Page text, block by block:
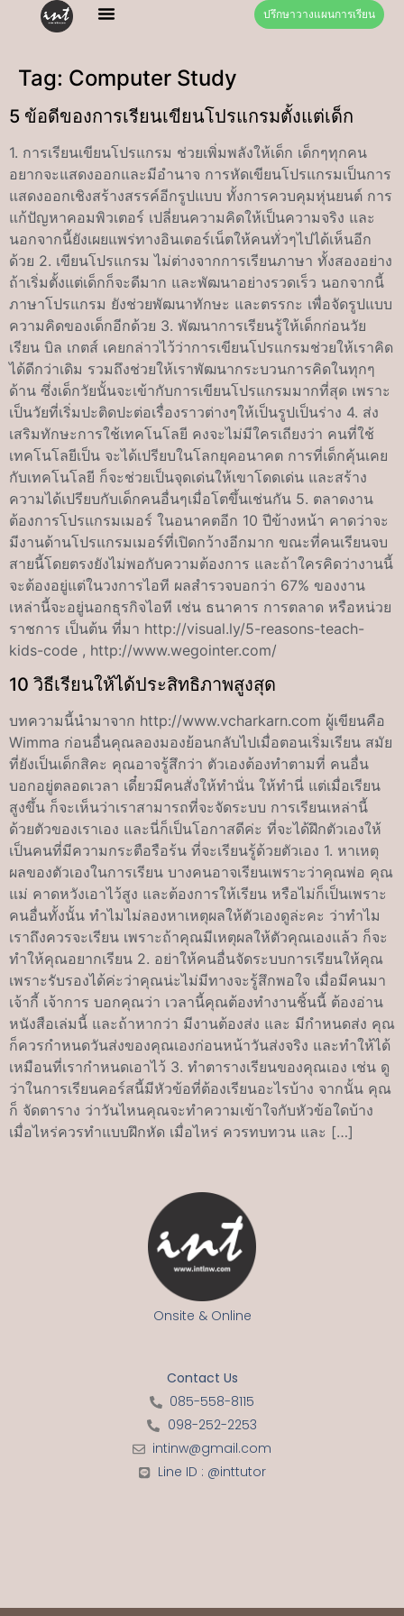
ปรึกษาวางแผนการเรียน
Tag: Computer Study
5 ข้อดีของการเรียนเขียนโปรแกรมตั้งแต่เด็ก
1. การเรียนเขียนโปรแกรม ช่วยเพิ่มพลังให้เด็ก เด็กๆทุกคน
อยากจะแสดงออกและมีอำนาจ การหัดเขียนโปรแกรมเป็นการ
แสดงออกเชิงสร้างสรรค์อีกรูปแบบ ทั้งการควบคุมหุ่นยนต์ การ
แก้ปัญหาคอมพิวเตอร์ เปลี่ยนความคิดให้เป็นความจริง และ
นอกจากนี้ยังเผยแพร่ทางอินเตอร์เน็ตให้คนทั่วๆไปได้เห็นอีก
ด้วย 2. เขียนโปรแกรม ไม่ต่างจากการเรียนภาษา ทั้งสองอย่าง
ถ้าเริ่มตั้งแต่เด็กก็จะดีมาก และพัฒนาอย่างรวดเร็ว นอกจากนี้
ภาษาโปรแกรม ยังช่วยพัฒนาทักษะ และตรรกะ เพื่อจัดรูปแบบ
ความคิดของเด็กอีกด้วย 3. พัฒนาการเรียนรู้ให้เด็กก่อนวัย
เรียน บิล เกตส์ เคยกล่าวไว้ว่าการเขียนโปรแกรมช่วยให้เราคิด
ได้ดีกว่าเดิม รวมถึงช่วยให้เราพัฒนากระบวนการคิดในทุกๆ
ด้าน ซึ่งเด็กวัยนั้นจะเข้ากับการเขียนโปรแกรมมากที่สุด เพราะ
เป็นวัยที่เริ่มปะติดปะต่อเรื่องราวต่างๆให้เป็นรูปเป็นร่าง 4. ส่ง
เสริมทักษะการใช้เทคโนโลยี คงจะไม่มีใครเถียงว่า คนที่ใช้
เทคโนโลยีเป็น จะได้เปรียบในโลกยุคอนาคต การที่เด็กคุ้นเคย
กับเทคโนโลยี ก็จะช่วยเป็นจุดเด่นให้เขาโดดเด่น และสร้าง
ความได้เปรียบกับเด็กคนอื่นๆเมื่อโตขึ้นเช่นกัน 5. ตลาดงาน
ต้องการโปรแกรมเมอร์ ในอนาคตอีก 10 ปีข้างหน้า คาดว่าจะ
มีงานด้านโปรแกรมเมอร์ที่เปิดกว้างอีกมาก ขณะที่คนเรียนจบ
สายนี้โดยตรงยังไม่พอกับความต้องการ และถ้าใครคิดว่างานนี้
จะต้องอยู่แต่ในวงการไอที ผลสำรวจบอกว่า 67% ของงาน
เหล่านี้จะอยู่นอกธุรกิจไอที เช่น ธนาคาร การตลาด หรือหน่วย
ราชการ เป็นต้น ที่มา http://visual.ly/5-reasons-teach-
kids-code , http://www.wegointer.com/
10 วิธีเรียนให้ได้ประสิทธิภาพสูงสุด
บทความนี้นำมาจาก http://www.vcharkarn.com ผู้เขียนคือ
Wimma ก่อนอื่นคุณลองมองย้อนกลับไปเมื่อตอนเริ่มเรียน สมัย
ที่ยังเป็นเด็กสิคะ คุณอาจรู้สึกว่า ตัวเองต้องทำตามที่ คนอื่น
บอกอยู่ตลอดเวลา เดี๋ยวมีคนสั่งให้ทำนั่น ให้ทำนี่ แต่เมื่อเรียน
สูงขึ้น ก็จะเห็นว่าเราสามารถที่จะจัดระบบ การเรียนเหล่านี้
ด้วยตัวของเราเอง และนี่ก็เป็นโอกาสดีค่ะ ที่จะได้ฝึกตัวเองให้
เป็นคนที่มีความกระตือรือร้น ที่จะเรียนรู้ด้วยตัวเอง 1. หาเหตุ
ผลของตัวเองในการเรียน บางคนอาจเรียนเพราะว่าคุณพ่อ คุณ
แม่ คาดหวังเอาไว้สูง และต้องการให้เรียน หรือไม่ก็เป็นเพราะ
คนอื่นทั้งนั้น ทำไมไม่ลองหาเหตุผลให้ตัวเองดูล่ะคะ ว่าทำไม
เราถึงควรจะเรียน เพราะถ้าคุณมีเหตุผลให้ตัวคุณเองแล้ว ก็จะ
ทำให้คุณอยากเรียน 2. อย่าให้คนอื่นจัดระบบการเรียนให้คุณ
เพราะรับรองได้ค่ะว่าคุณน่ะไม่มีทางจะรู้สึกพอใจ เมื่อมีคนมา
เจ้ากี้ เจ้าการ บอกคุณว่า เวลานี้คุณต้องทำงานชิ้นนี้ ต้องอ่าน
หนังสือเล่มนี้ และถ้าหากว่า มีงานต้องส่ง และ มีกำหนดส่ง คุณ
ก็ควรกำหนดวันส่งของคุณเองก่อนหน้าวันส่งจริง และทำให้ได้
เหมือนที่เรากำหนดเอาไว้ 3. ทำตารางเรียนของคุณเอง เช่น ดู
ว่าในการเรียนคอร์สนี้มีหัวข้อที่ต้องเรียนอะไรบ้าง จากนั้น คุณ
ก็ จัดตาราง ว่าวันไหนคุณจะทำความเข้าใจกับหัวข้อใดบ้าง
เมื่อไหร่ควรทำแบบฝึกหัด เมื่อไหร่ ควรทบทวน และ […]
Onsite & Online
Contact Us
085-558-8115
098-252-2253
intinw@gmail.com
Line ID : @inttutor